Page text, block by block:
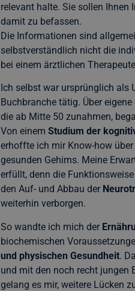
relevant halte. Sie sollen Ihnen
damit zu befassen.
Die Informationen sind
selbstverständlich nicht die
bei einem ärztlichen
Ich selbst war ursprünglich als
Buchbranche tätig. Über
die ab Mitte 50 zunahmen,
Von einem Studium der
erhoffte ich mir Know-how
gesunden Gehirns. Meine
erfüllt, denn die
den Auf- und Abbau der
weiterhin verborgen.
So wandte ich mich der
biochemischen
und physischen Gesundheit.
und mit den noch recht jungen
gelang es mir, weitere Lücken